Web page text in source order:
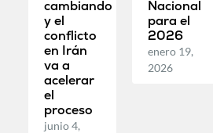
cambiando
y el
conflicto
en Irán
va a
acelerar
el
proceso
junio 4,
Nacional
para el
2026
enero 19,
2026